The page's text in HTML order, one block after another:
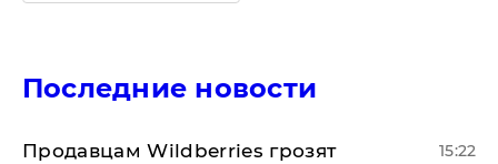
Последние новости
Продавцам Wildberries грозят
15:22